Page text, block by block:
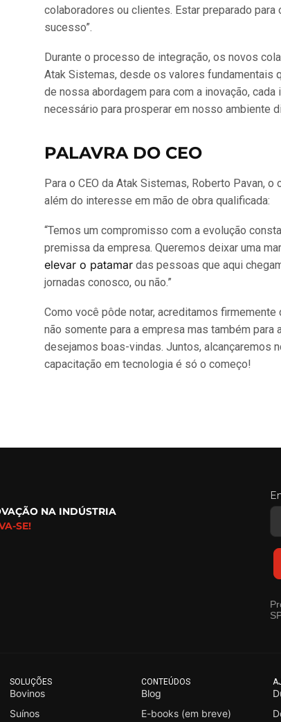
colaboradores ou clientes. Estar preparado para
sucesso”.
Durante o processo de integração, os novos
Atak Sistemas, desde os valores fundamentais
de nossa abordagem para com a inovação,
necessário para prosperar em nosso ambiente
PALAVRA DO CEO
Para o CEO da Atak Sistemas, Roberto Pavan,
além do interesse em mão de obra qualificada:
“Temos um compromisso com a evolução
premissa da empresa. Queremos deixar uma
elevar o patamar das pessoas que aqui
jornadas conosco, ou não.”
Como você pôde notar, acreditamos
não somente para a empresa mas também
desejamos boas-vindas. Juntos, alcançaremos
capacitação em tecnologia é só o começo!
NA INDÚSTRIA
SE!
SOLUÇÕES
Bovinos
Suínos
CONTEÚDOS
Blog
E-books (em breve)